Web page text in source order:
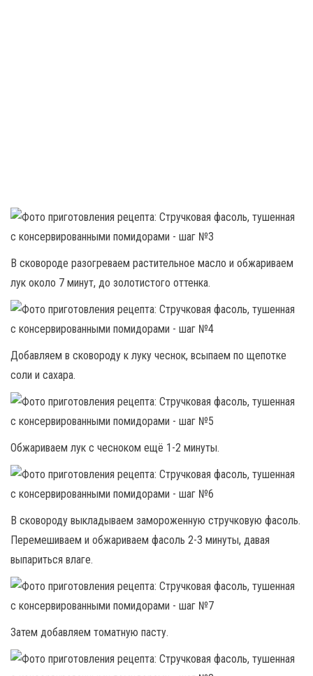
В сковороде разогреваем растительное масло и обжариваем
лук около 7 минут, до золотистого оттенка.
Добавляем в сковороду к луку чеснок, всыпаем по щепотке
соли и сахара.
Обжариваем лук с чесноком ещё 1-2 минуты.
В сковороду выкладываем замороженную стручковую фасоль.
Перемешиваем и обжариваем фасоль 2-3 минуты, давая
выпариться влаге.
Затем добавляем томатную пасту.